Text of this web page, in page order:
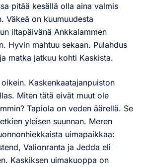
pitää kesällä olla aina valmis
Väkeä on kuumuudesta
iltapäivänä Ankkalammen
Hyvin mahtuu sekaan. Pulahdus
matka jatkuu kohti Kaskista.
Kaskenkaatajanpuiston
Miten tätä eivät muut ole
Tapiola on veden äärellä. Se
yleisen suunnan. Meren
uimapaikkaa:
Valionranta ja Jedda eli
Kaskiksen uimakuoppa on